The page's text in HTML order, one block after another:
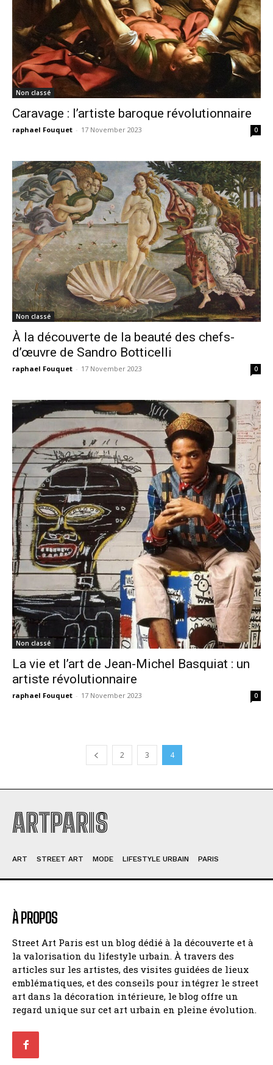
Non classé
Caravage : l’artiste baroque révolutionnaire
raphael Fouquet - 17 November 2023 0
Non classé
À la découverte de la beauté des chefs-
d’œuvre de Sandro Botticelli
raphael Fouquet - 17 November 2023 0
Non classé
La vie et l’art de Jean-Michel Basquiat : un
artiste révolutionnaire
raphael Fouquet - 17 November 2023 0
2 3 4
ARTPARIS
ART STREET ART MODE LIFESTYLE URBAIN PARIS
À PROPOS
Street Art Paris est un blog dédié à la découverte et à
la valorisation du lifestyle urbain. À travers des
articles sur les artistes, des visites guidées de lieux
emblématiques, et des conseils pour intégrer le street
art dans la décoration intérieure, le blog offre un
regard unique sur cet art urbain en pleine évolution.